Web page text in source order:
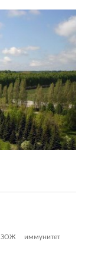
ЗОЖ
иммунитет